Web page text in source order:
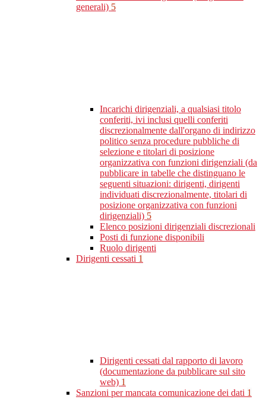
generali) 5
Incarichi dirigenziali, a qualsiasi titolo
conferiti, ivi inclusi quelli conferiti
discrezionalmente dall'organo di indirizzo
politico senza procedure pubbliche di
selezione e titolari di posizione
organizzativa con funzioni dirigenziali (da
pubblicare in tabelle che distinguano le
seguenti situazioni: dirigenti, dirigenti
individuati discrezionalmente, titolari di
posizione organizzativa con funzioni
dirigenziali) 5
Elenco posizioni dirigenziali discrezionali
Posti di funzione disponibili
Ruolo dirigenti
Dirigenti cessati 1
Dirigenti cessati dal rapporto di lavoro
(documentazione da pubblicare sul sito
web) 1
Sanzioni per mancata comunicazione dei dati 1